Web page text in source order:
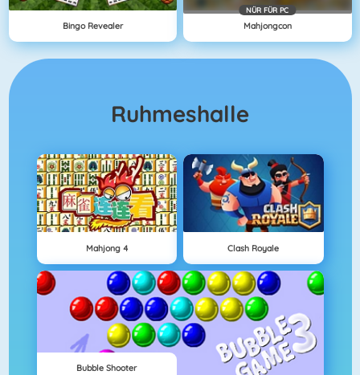
Bingo Revealer
NÜR FÜR PC
Mahjongcon
Ruhmeshalle
Mahjong 4 Clash Royale
Bubble Shooter